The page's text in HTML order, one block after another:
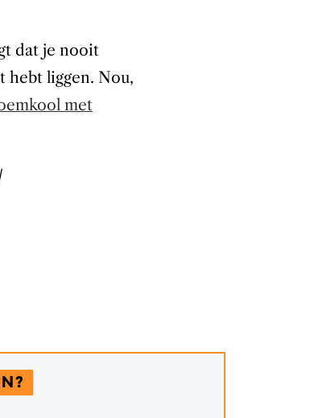
dat je nooit
hebt liggen. Nou,
met